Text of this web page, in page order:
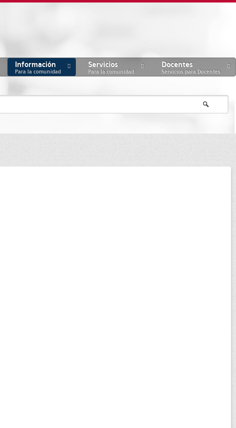
Información
Para la comunidad
Servicios
Para la comunidad
Docentes
Servicios para Docentes